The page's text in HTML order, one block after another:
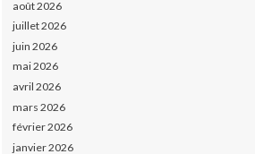
août 2026
juillet 2026
juin 2026
mai 2026
avril 2026
mars 2026
février 2026
janvier 2026